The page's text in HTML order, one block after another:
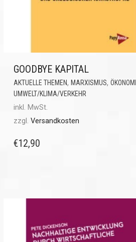
GOODBYE KAPITAL
AKTUELLE THEMEN, MARXISMUS,
UMWELT/KLIMA/VERKEHR
inkl. MwSt.
zzgl. Versandkosten
€12,90